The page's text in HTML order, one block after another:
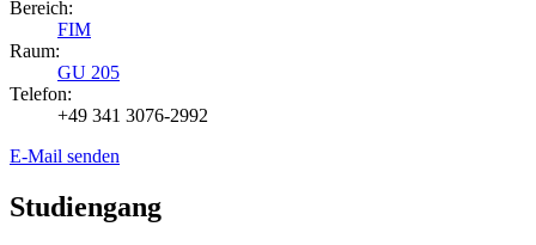
Bereich:
FIM
Raum:
GU 205
Telefon:
+49 341 3076-2992
E-Mail senden
Studiengang